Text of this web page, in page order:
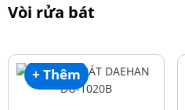
Vòi rửa bát
+ Thêm